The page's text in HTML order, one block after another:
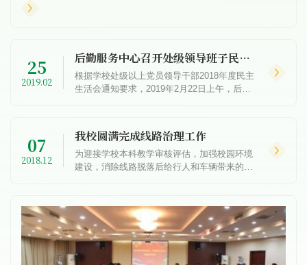
25
2019.02
后勤服务中心召开处级领导班子民主生活会
根据学校处级以上党员领导干部2018年度民主
生活会通知要求，2019年2月22日上午，后勤
07
2018.12
我校圆满完成线路治理工作
为迎接学校本科教学审核评估，加强校园环境
建设，消除线路脱落后给行人和车辆带来的安
日上午，校文明办...